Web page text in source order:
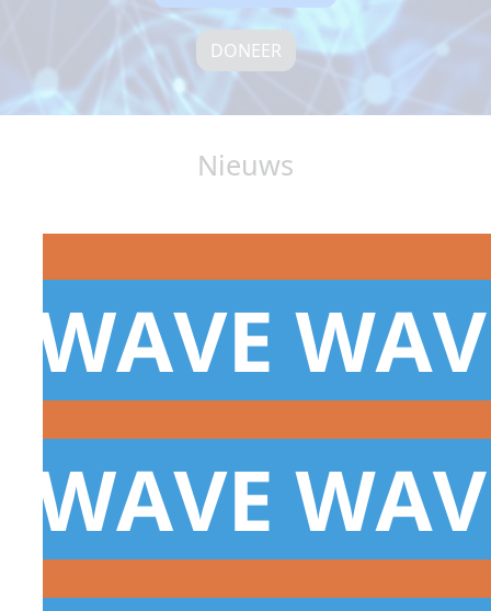
DONEER
Nieuws